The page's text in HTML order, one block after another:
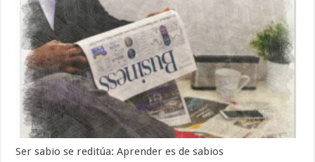
Ser sabio se reditúa: Aprender es de sabios